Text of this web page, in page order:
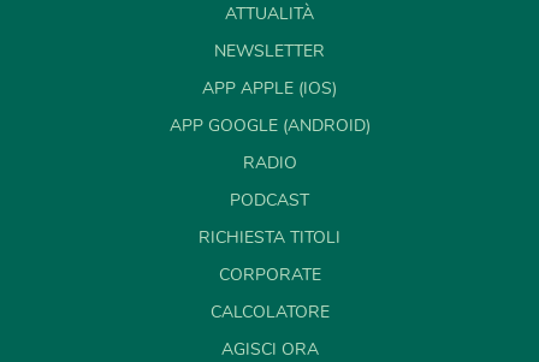
ATTUALITÀ
NEWSLETTER
APP APPLE (IOS)
APP GOOGLE (ANDROID)
RADIO
PODCAST
RICHIESTA TITOLI
CORPORATE
CALCOLATORE
AGISCI ORA